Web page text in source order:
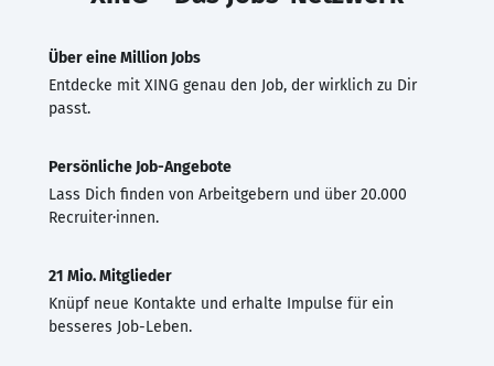
Über eine Million Jobs
Entdecke mit XING genau den Job, der wirklich zu Dir
passt.
Persönliche Job-Angebote
Lass Dich finden von Arbeitgebern und über 20.000
Recruiter·innen.
21 Mio. Mitglieder
Knüpf neue Kontakte und erhalte Impulse für ein
besseres Job-Leben.